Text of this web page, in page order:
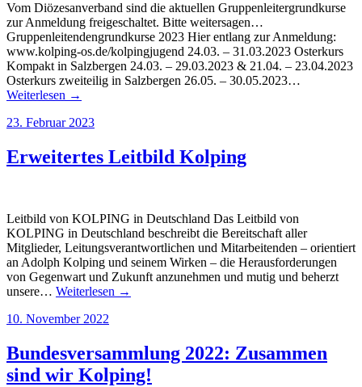
Vom Diözesanverband sind die aktuellen Gruppenleitergrundkurse
zur Anmeldung freigeschaltet. Bitte weitersagen…
Gruppenleitendengrundkurse 2023 Hier entlang zur Anmeldung:
www.kolping-os.de/kolpingjugend 24.03. – 31.03.2023 Osterkurs
Kompakt in Salzbergen 24.03. – 29.03.2023 & 21.04. – 23.04.2023
Osterkurs zweiteilig in Salzbergen 26.05. – 30.05.2023…
Weiterlesen →
23. Februar 2023
Erweitertes Leitbild Kolping
Leitbild von KOLPING in Deutschland Das Leitbild von
KOLPING in Deutschland beschreibt die Bereitschaft aller
Mitglieder, Leitungsverantwortlichen und Mitarbeitenden – orientiert
an Adolph Kolping und seinem Wirken – die Herausforderungen
von Gegenwart und Zukunft anzunehmen und mutig und beherzt
unsere… Weiterlesen →
10. November 2022
Bundesversammlung 2022: Zusammen
sind wir Kolping!